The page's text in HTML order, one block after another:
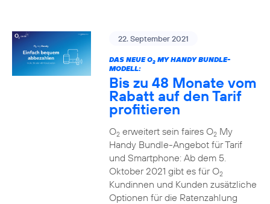
22. September 2021
DAS NEUE O2MY HANDY BUNDLE-
MODELL:
Bis zu 48 Monate vom
Rabatt auf den Tarif
profitieren
O2erweitert sein faires O2My
Handy Bundle-Angebot für Tarif
und Smartphone: Ab dem 5.
Oktober 2021 gibt es für O2
Kundinnen und Kunden zusätzliche
Optionen für die Ratenzahlung